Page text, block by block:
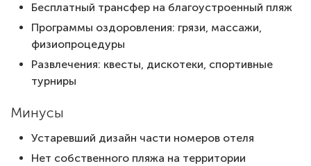
Бесплатный трансфер на благоустроенный пляж
Программы оздоровления: грязи, массажи,
физиопроцедуры
Развлечения: квесты, дискотеки, спортивные
турниры
Минусы
Устаревший дизайн части номеров отеля
Нет собственного пляжа на территории